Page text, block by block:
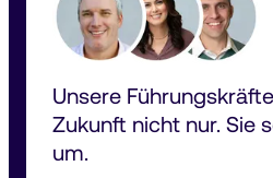
Unsere
Zukunft nicht nur. Sie
um.